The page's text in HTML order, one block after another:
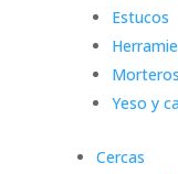
Estucos
Morteros
Yeso y
Cercas